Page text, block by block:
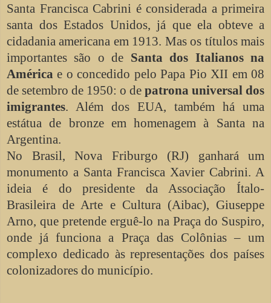
Santa Francisca Cabrini é considerada a primeira
santa dos Estados Unidos, já que ela obteve a
cidadania americana em 1913. Mas os títulos mais
importantes são o de Santa dos Italianos na
Américae o concedido pelo Papa Pio XII em 08
de setembro de 1950: o de patrona universal dos
imigrantes. Além dos EUA, também há uma
estátua de bronze em homenagem à Santa na
Argentina.
No Brasil, Nova Friburgo (RJ) ganhará um
monumento a Santa Francisca Xavier Cabrini. A
ideia é do presidente da Associação Ítalo-
Brasileira de Arte e Cultura (Aibac), Giuseppe
Arno, que pretende erguê-lo na Praça do Suspiro,
onde já funciona a Praça das Colônias – um
complexo dedicado às representações dos países
colonizadores do município.